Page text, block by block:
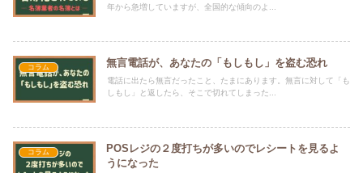
年から急増していますが、全国的な傾向のよ...
コラム 無言電話が、あなたの「もしもし」を盗む恐れ
電話に出たら無言だったこと、たまにあります。無言に対して「も
しもし」と返したら、そこで切れてしまった...
コラム
POSレジの２度打ちが多いのでレシートを見るよ
うになった